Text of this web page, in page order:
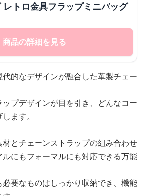
レトロ金具フラップミニバッグ
商品の詳細を見る
的なデザインが融合した革製チェー
プデザインが目を引き、どんなコー
ます。
とチェーンストラップの組み合わせ
にもフォーマルにも対応できる万能
必要なものはしっかり収納でき、機能